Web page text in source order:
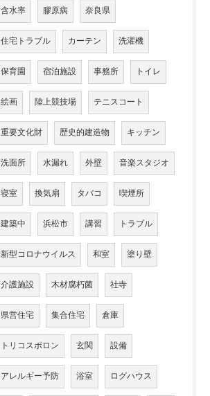
含水率 膠原病 奈良県
住宅トラブル カーテン 洗濯機
保育園 宿泊施設 事務所 トイレ
絵画 陸上競技場 テニスコート
重要文化財 歴史的建造物 キッチン
洗面所 水漏れ 外壁 音楽スタジオ
寝室 換気扇 タバコ 喫煙所
建築中 浜松市 講習 トラブル
新型コロナウイルス 和室 塗り壁
介護施設 木材腐朽菌 社寺
県営住宅 集合住宅 倉庫
トリコスポロン 玄関 設備
アレルギー予防 浴室 ログハウス